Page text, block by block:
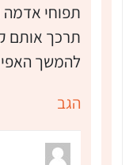
תרכך אותם
להמשך
הגב